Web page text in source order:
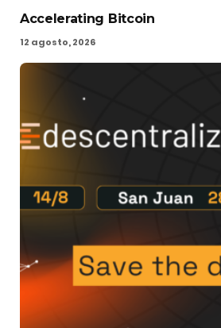
12 agosto, 2026
Accelerating Bitcoin